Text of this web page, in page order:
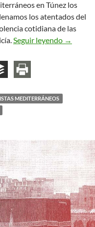
en Túnez los
los atentados del
cotidiana de las
Seguir leyendo →
MEDITERRÁNEOS